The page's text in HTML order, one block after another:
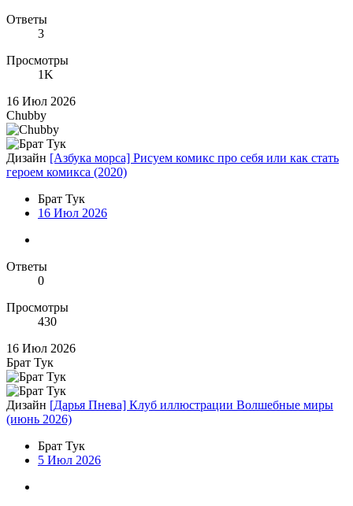
Ответы
3
Просмотры
1K
16 Июл 2026
Chubby
Дизайн [Азбука морса] Рисуем комикс про себя или как стать
героем комикса (2020)
Брат Тук
16 Июл 2026
Ответы
0
Просмотры
430
16 Июл 2026
Брат Тук
Дизайн [Дарья Пнева] Клуб иллюстрации Волшебные миры
(июнь 2026)
Брат Тук
5 Июл 2026